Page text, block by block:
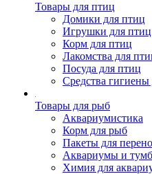
Товары для птиц
Домики для птиц
Игрушки для птиц
Корм для птиц
Лакомства для
Посуда для птиц
Средства гигиены
Товары для рыб
Аквариумистика
Корм для рыб
Пакеты для
Аквариумы и
Химия для